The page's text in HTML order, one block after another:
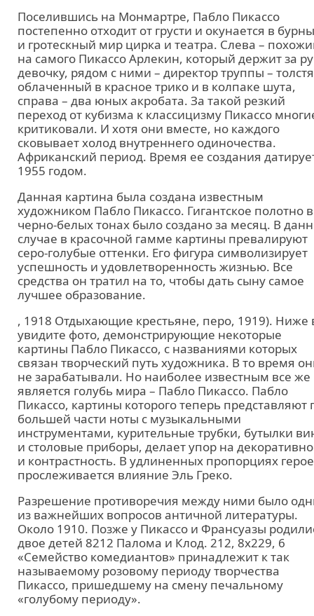
Поселившись на Монмартре, Пабло Пикассо
постепенно отходит от грусти и окунается в
и гротескный мир цирка и театра. Слева –
на самого Пикассо Арлекин, который держит за
девочку, рядом с ними – директор труппы –
облаченный в красное трико и в колпаке шута,
справа – два юных акробата. За такой резкий
переход от кубизма к классицизму Пикассо
критиковали. И хотя они вместе, но каждого
сковывает холод внутреннего одиночества.
Африканский период. Время ее создания
1955 годом.
Данная картина была создана известным
художником Пабло Пикассо. Гигантское полотно в
черно-белых тонах было создано за месяц. В
случае в красочной гамме картины превалируют
серо-голубые оттенки. Его фигура символизирует
успешность и удовлетворенность жизнью. Все
средства он тратил на то, чтобы дать сыну самое
лучшее образование.
, 1918 Отдыхающие крестьяне, перо, 1919). Ниже
увидите фото, демонстрирующие некоторые
картины Пабло Пикассо, с названиями которых
связан творческий путь художника. В то время
не зарабатывали. Но наиболее известным все же
является голубь мира – Пабло Пикассо. Пабло
Пикассо, картины которого теперь представляют
большей части ноты с музыкальными
инструментами, курительные трубки, бутылки
и столовые приборы, делает упор на
и контрастность. В удлиненных пропорциях
прослеживается влияние Эль Греко.
Разрешение противоречия между ними было
из важнейших вопросов античной литературы.
Около 1910. Позже у Пикассо и Франсуазы
двое детей 8212 Палома и Клод. 212, 8x229, 6
«Семейство комедиантов» принадлежит к так
называемому розовому периоду творчества
Пикассо, пришедшему на смену печальному
«голубому периоду».